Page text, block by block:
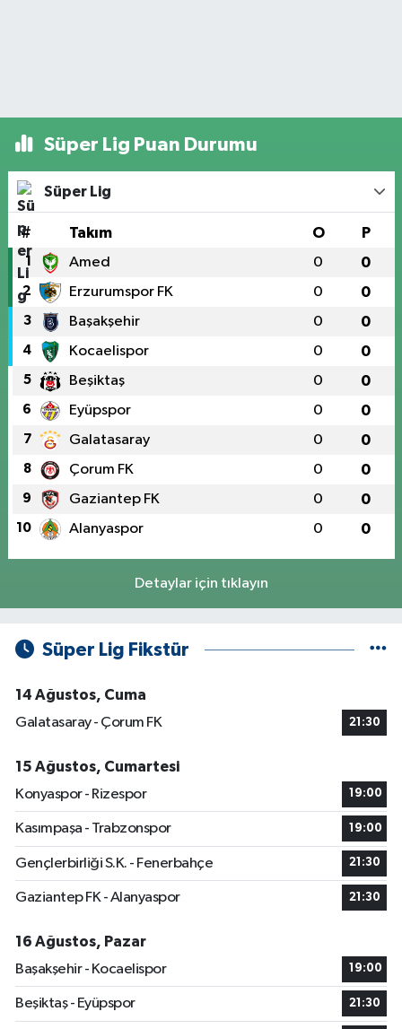
Süper Lig Puan Durumu
Süper Lig
# Takım O P
1 Amed 0 0
2 Erzurumspor FK 0 0
3 Başakşehir 0 0
4 Kocaelispor 0 0
5 Beşiktaş 0 0
6 Eyüpspor 0 0
7 Galatasaray 0 0
8 Çorum FK 0 0
9 Gaziantep FK 0 0
10 Alanyaspor 0 0
Detaylar için tıklayın
Süper Lig Fikstür
14 Ağustos, Cuma
Galatasaray - Çorum FK
21:30
15 Ağustos, Cumartesi
Konyaspor - Rizespor
19:00
Kasımpaşa - Trabzonspor 19:00
Gençlerbirliği S.K. - Fenerbahçe 21:30
Gaziantep FK - Alanyaspor 21:30
16 Ağustos, Pazar
Başakşehir - Kocaelispor
19:00
Beşiktaş - Eyüpspor 21:30